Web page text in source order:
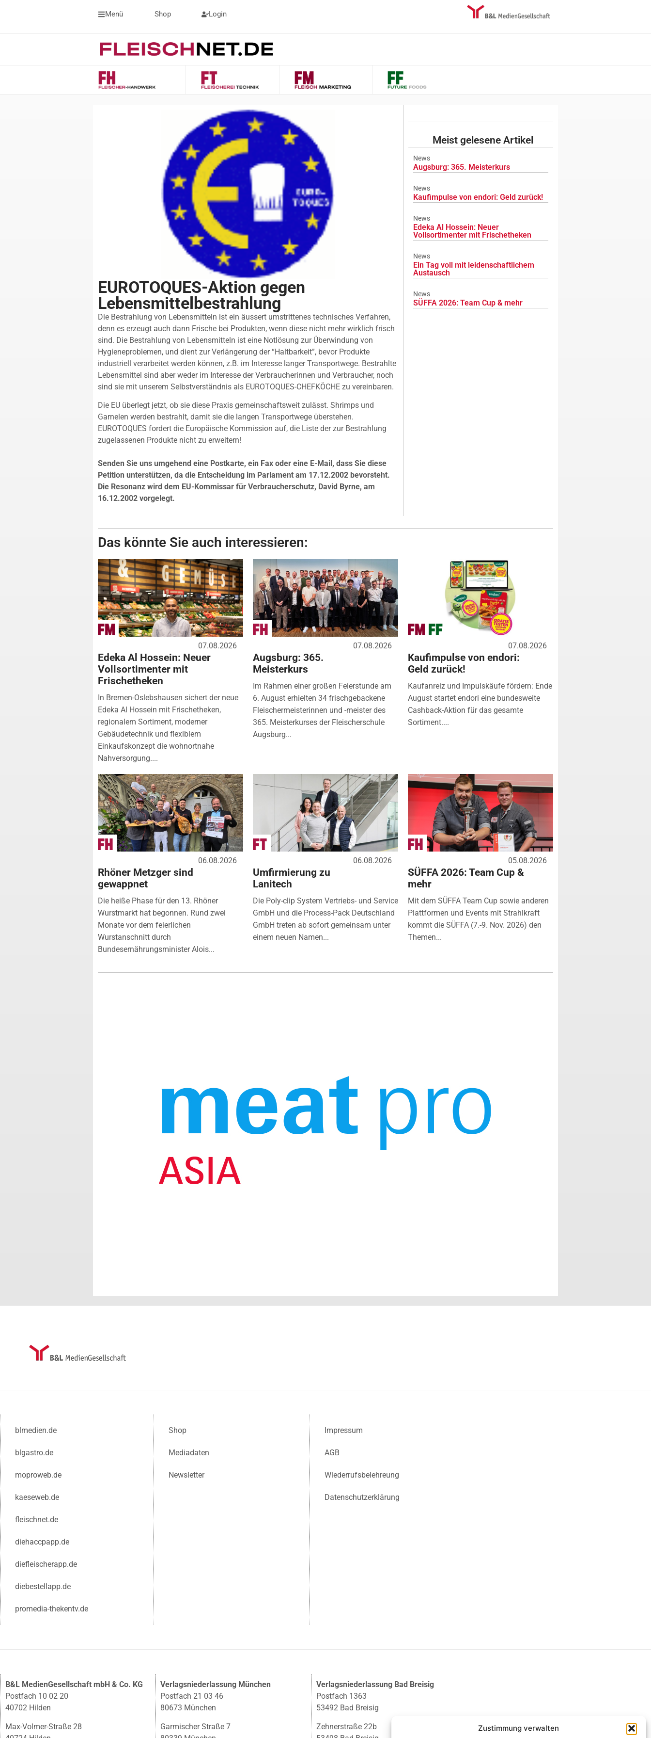
Zustimmung verwalten
Menü Shop Login
EUROTOQUES-Aktion gegen
Lebensmittelbestrahlung
Die Bestrahlung von Lebensmitteln ist ein äussert umstrittenes technisches Verfahren,
denn es erzeugt auch dann Frische bei Produkten, wenn diese nicht mehr wirklich frisch
sind. Die Bestrahlung von Lebensmitteln ist eine Notlösung zur Überwindung von
Hygieneproblemen, und dient zur Verlängerung der “Haltbarkeit”, bevor Produkte
industriell verarbeitet werden können, z.B. im Interesse langer Transportwege. Bestrahlte
Lebensmittel sind aber weder im Interesse der Verbraucherinnen und Verbraucher, noch
sind sie mit unserem Selbstverständnis als EUROTOQUES-CHEFKÖCHE zu vereinbaren.
Die EU überlegt jetzt, ob sie diese Praxis gemeinschaftsweit zulässt. Shrimps und
Garnelen werden bestrahlt, damit sie die langen Transportwege überstehen.
EUROTOQUES fordert die Europäische Kommission auf, die Liste der zur Bestrahlung
zugelassenen Produkte nicht zu erweitern!
Senden Sie uns umgehend eine Postkarte, ein Fax oder eine E-Mail, dass Sie diese
Petition unterstützen, da die Entscheidung im Parlament am 17.12.2002 bevorsteht.
Die Resonanz wird dem EU-Kommissar für Verbraucherschutz, David Byrne, am
16.12.2002 vorgelegt.
Meist gelesene Artikel
News
Augsburg: 365. Meisterkurs
News
Kaufimpulse von endori: Geld zurück!
News
Edeka Al Hossein: Neuer
Vollsortimenter mit Frischetheken
News
Ein Tag voll mit leidenschaftlichem
Austausch
News
SÜFFA 2026: Team Cup & mehr
Das könnte Sie auch interessieren:
07.08.2026
Edeka Al Hossein: Neuer
Vollsortimenter mit
Frischetheken
In Bremen-Oslebshausen sichert der neue
Edeka Al Hossein mit Frischetheken,
regionalem Sortiment, moderner
Gebäudetechnik und flexiblem
Einkaufskonzept die wohnortnahe
Nahversorgung....
07.08.2026
Augsburg: 365.
Meisterkurs
Im Rahmen einer großen Feierstunde am
6. August erhielten 34 frischgebackene
Fleischermeisterinnen und -meister des
365. Meisterkurses der Fleischerschule
Augsburg...
07.08.2026
Kaufimpulse von endori:
Geld zurück!
Kaufanreiz und Impulskäufe fördern: Ende
August startet endori eine bundesweite
Cashback-Aktion für das gesamte
Sortiment....
06.08.2026
Rhöner Metzger sind
gewappnet
Die heiße Phase für den 13. Rhöner
Wurstmarkt hat begonnen. Rund zwei
Monate vor dem feierlichen
Wurstanschnitt durch
Bundesernährungsminister Alois...
06.08.2026
Umfirmierung zu
Lanitech
Die Poly-clip System Vertriebs- und Service
GmbH und die Process-Pack Deutschland
GmbH treten ab sofort gemeinsam unter
einem neuen Namen...
05.08.2026
SÜFFA 2026: Team Cup &
mehr
Mit dem SÜFFA Team Cup sowie anderen
Plattformen und Events mit Strahlkraft
kommt die SÜFFA (7.-9. Nov. 2026) den
Themen...
blmedien.de
blgastro.de
moproweb.de
kaeseweb.de
fleischnet.de
diehaccpapp.de
diefleischerapp.de
diebestellapp.de
promedia-thekentv.de
Shop
Mediadaten
Newsletter
Impressum
AGB
Wiederrufsbelehreung
Datenschutzerklärung
B&L MedienGesellschaft mbH & Co. KG
Postfach 10 02 20
40702 Hilden
Max-Volmer-Straße 28
Verlagsniederlassung München
Postfach 21 03 46
80673 München
Garmischer Straße 7
Verlagsniederlassung Bad Breisig
Postfach 1363
53492 Bad Breisig
Zehnerstraße 22b